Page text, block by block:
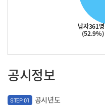
남자361명
(52.9%)
공시정보
STEP 01 공시년도